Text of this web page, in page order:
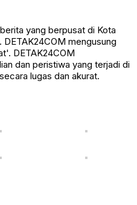
yang berpusat di Kota
DETAK24COM mengusung
DETAK24COM
dan peristiwa yang terjadi di
lugas dan akurat.